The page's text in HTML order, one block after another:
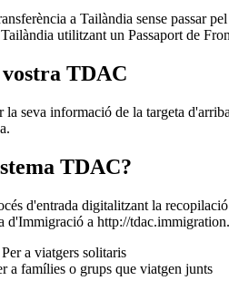
a Tailàndia sense passar
utilitzant un Passaport de
TDAC
la seva informació de la targeta
TDAC?
d'entrada digitalitzant la
a http://
a viatgers solitaris
a famílies o grups que viatgen junts